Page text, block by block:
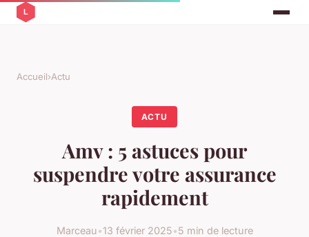
Accueil›Actu
ACTU
Amv : 5 astuces pour
suspendre votre assurance
rapidement
Marceau•13 février 2025•5 min de lecture